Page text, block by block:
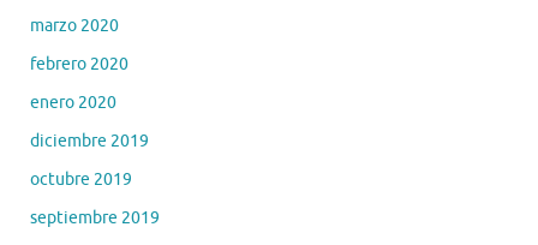
marzo 2020
febrero 2020
enero 2020
diciembre 2019
octubre 2019
septiembre 2019